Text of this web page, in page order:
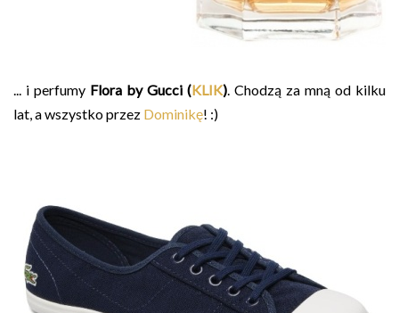
... i perfumy Flora by Gucci (KLIK). Chodzą za mną od kilku
lat, a wszystko przez Dominikę! :)